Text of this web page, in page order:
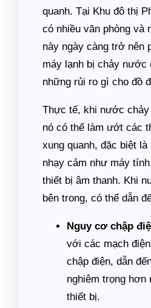
quanh. Tại Khu đô thị
có nhiều văn phòng và
này ngày càng trở nên
máy lạnh bị chảy nước
những rủi ro gì cho đồ
Thực tế, khi nước
nó có thể làm ướt các
xung quanh, đặc biệt là
nhạy cảm như máy
thiết bị âm thanh. Khi
bên trong, có thể dẫn
Nguy cơ chập
với các mạch
chập điện, dẫn
nghiêm trọng hơn
thiết bị.